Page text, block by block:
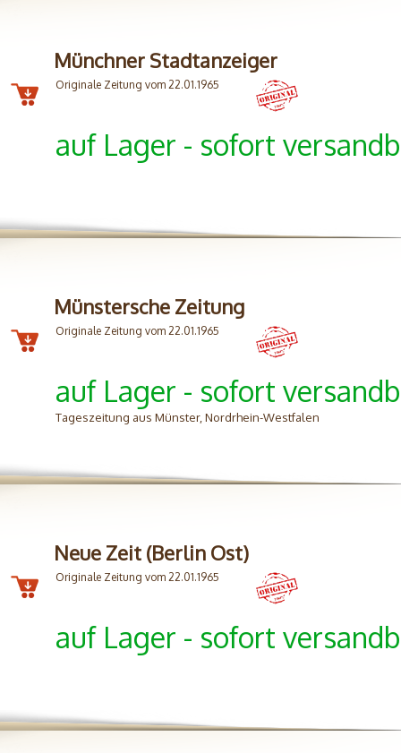
Münchner Stadtanzeiger
Originale Zeitung vom 22.01.1965
auf Lager - sofort
Münstersche Zeitung
Originale Zeitung vom 22.01.1965
auf Lager - sofort
Tageszeitung aus Münster, Nordrhein-Westfalen
Neue Zeit (Berlin Ost)
Originale Zeitung vom 22.01.1965
auf Lager - sofort